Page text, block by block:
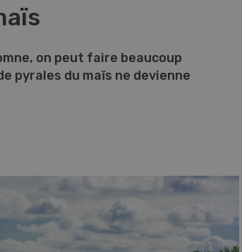
on peut faire beaucoup
pyrales du maïs ne devienne